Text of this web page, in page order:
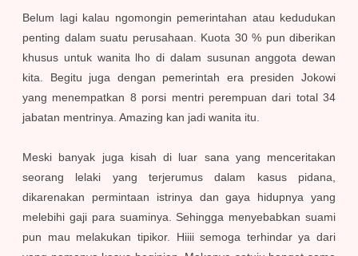
Belum lagi kalau ngomongin pemerintahan atau kedudukan
penting dalam suatu perusahaan. Kuota 30 % pun diberikan
khusus untuk wanita lho di dalam susunan anggota dewan
kita. Begitu juga dengan pemerintah era presiden Jokowi
yang menempatkan 8 porsi mentri perempuan dari total 34
jabatan mentrinya. Amazing kan jadi wanita itu.
Meski banyak juga kisah di luar sana yang menceritakan
seorang lelaki yang terjerumus dalam kasus pidana,
dikarenakan permintaan istrinya dan gaya hidupnya yang
melebihi gaji para suaminya. Sehingga menyebabkan suami
pun mau melakukan tipikor. Hiiii semoga terhindar ya dari